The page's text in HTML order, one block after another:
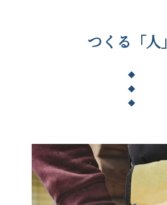
つくる「人」
◆
◆
◆